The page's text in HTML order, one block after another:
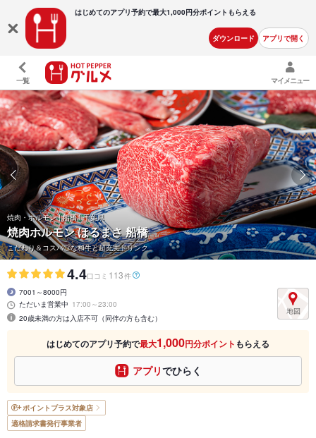
はじめてのアプリ予約で最大1,000円分ポイントもらえる
ダウンロード アプリで開く
一覧 マイメニュー
焼肉・ホルモン | 船橋 | 千葉県
焼肉ホルモン ほるまさ 船橋
こだわり＆コスパ◎な和牛と超充実ドリンク
4.4口コミ 113件
7001～8000円
ただいま営業中 17:00～23:00
20歳未満の方は入店不可（同伴の方も含む）
はじめてのアプリ予約で最大1,000円分ポイント もらえる
アプリでひらく
ポイントプラス対象店
適格請求書発行事業者